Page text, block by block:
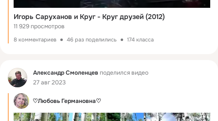
Игорь Саруханов и Круг - Круг друзей (2012)
11 929 просмотров
8 комментариев 46 раз поделились 174 класса
Фид Александр Смоленцев поделился видео
27 авг 2023
♡Любовь Германовна♡